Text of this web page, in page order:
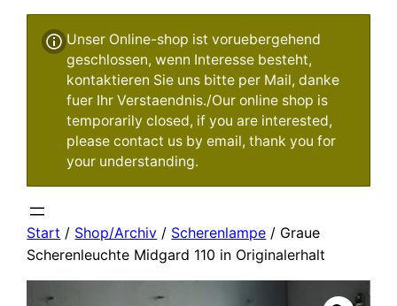
Unser Online-shop ist voruebergehend
geschlossen, wenn Interesse besteht,
kontaktieren Sie uns bitte per Mail, danke
fuer Ihr Verstaendnis./Our online shop is
temporarily closed, if you are interested,
please contact us by email, thank you for
your understanding.
Start / Shop/Archiv / Scherenlampe / Graue
Scherenleuchte Midgard 110 in Originalerhalt